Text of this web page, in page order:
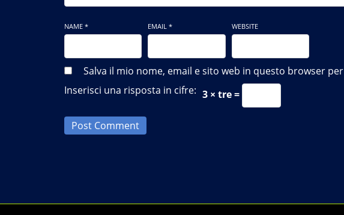
NAME * EMAIL * WEBSITE
Salva il mio nome, email e sito web in questo browser
Inserisci una risposta in cifre: 3 × tre =
Post Comment